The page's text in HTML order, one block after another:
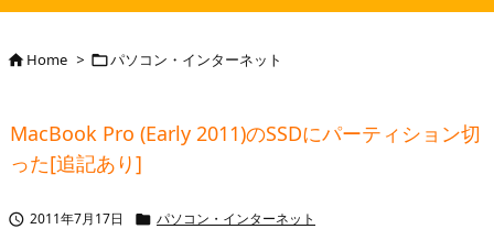
次へ
Home > パソコン・インターネット
MacBook Pro (Early 2011)のSSDにパーティション切
った[追記あり]
 2011年7月17日  パソコン・インターネット